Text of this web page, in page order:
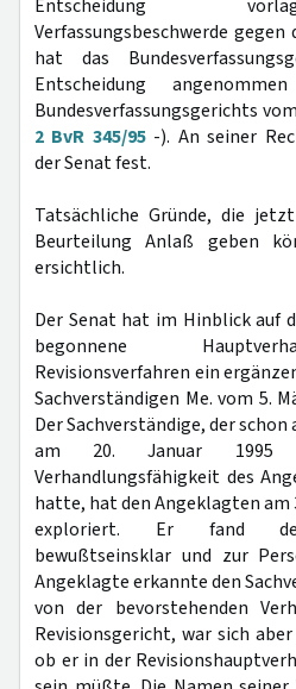
Entscheidung
Verfassungsbeschwerde gegen
hat das
Entscheidung
Bundesverfassungsgerichts
2 BvR 345/95-). An seiner
der Senat fest.
Tatsächliche Gründe, die
Beurteilung Anlaß geben
ersichtlich.
Der Senat hat im Hinblick auf
begonnene
Revisionsverfahren ein
Sachverständigen Me. vom 5.
Der Sachverständige, der schon
am 20. Januar 1995
Verhandlungsfähigkeit des
hatte, hat den Angeklagten am
exploriert. Er fand
bewußtseinsklar und zur
Angeklagte erkannte den
von der bevorstehenden
Revisionsgericht, war sich
ob er in der